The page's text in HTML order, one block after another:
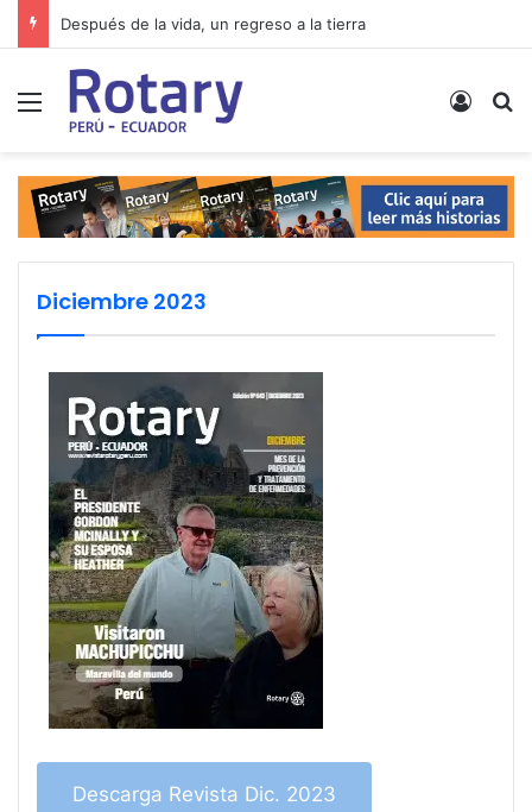
Después de la vida, un regreso a la tierra
Menú
Diciembre 2023
Descarga Revista Dic. 2023